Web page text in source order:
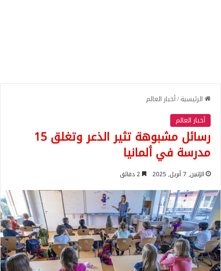
الرئيسية/أخبار العالم
أخبار العالم
رسائل مشبوهة تثير الذعر وتغلق 15
مدرسة في ألمانيا
الإثنين, 7 أبريل, 2025